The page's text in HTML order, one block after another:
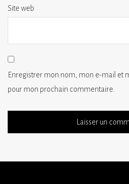
Site web
Enregistrer mon nom, mon e-mail et
pour mon prochain commentaire.